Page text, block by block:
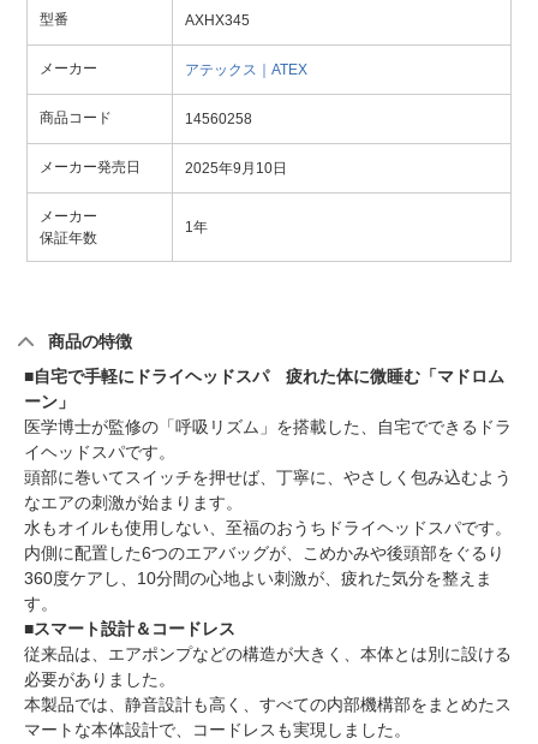
型番 AXHX345
メーカー アテックス｜ATEX
商品コード 14560258
メーカー発売日 2025年9月10日
メーカー
保証年数
1年
商品の特徴
■自宅で手軽にドライヘッドスパ 疲れた体に微睡む「マドロム
ーン」
医学博士が監修の「呼吸リズム」を搭載した、自宅でできるドラ
イヘッドスパです。
頭部に巻いてスイッチを押せば、丁寧に、やさしく包み込むよう
なエアの刺激が始まります。
水もオイルも使用しない、至福のおうちドライヘッドスパです。
内側に配置した6つのエアバッグが、こめかみや後頭部をぐるり
360度ケアし、10分間の心地よい刺激が、疲れた気分を整えま
す。
■スマート設計＆コードレス
従来品は、エアポンプなどの構造が大きく、本体とは別に設ける
必要がありました。
本製品では、静音設計も高く、すべての内部機構部をまとめたス
マートな本体設計で、コードレスも実現しました。